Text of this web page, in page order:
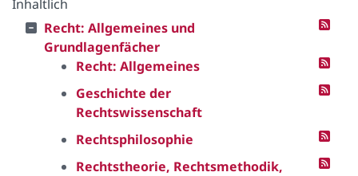
Inhaltlich
Recht: Allgemeines und
Grundlagenfächer
Recht: Allgemeines
Geschichte der
Rechtswissenschaft
Rechtsphilosophie
Rechtstheorie, Rechtsmethodik,